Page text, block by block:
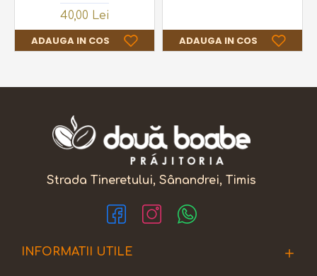
40,00 Lei
ADAUGA IN COS ADAUGA IN COS
Strada Tineretului, Sânandrei, Timis
INFORMATII UTILE